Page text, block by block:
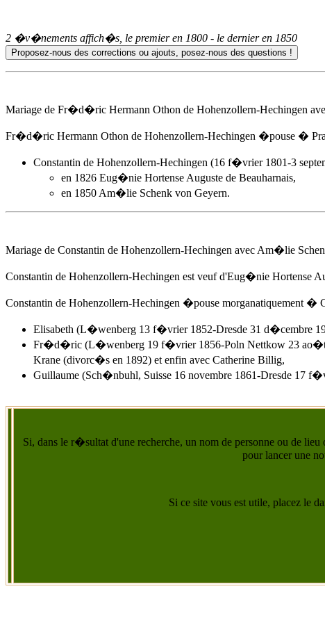
2 �v�nements affich�s, le premier en 1800 - le dernier en 1850
Mariage de Fr�d�ric Hermann Othon de Hohenzollern-Hechingen
Fr�d�ric Hermann Othon de Hohenzollern-Hechingen �pouse �
Constantin de Hohenzollern-Hechingen (16 f�vrier 1801-3
en 1826 Eug�nie Hortense Auguste de Beauharnais,
en 1850 Am�lie Schenk von Geyern.
Mariage de Constantin de Hohenzollern-Hechingen avec Am�lie
Constantin de Hohenzollern-Hechingen est veuf d'Eug�nie Hortense
Constantin de Hohenzollern-Hechingen �pouse morganatiquement
Elisabeth (L�wenberg 13 f�vrier 1852-Dresde 31 d�cembre
Fr�d�ric (L�wenberg 19 f�vrier 1856-Poln Nettkow 23 ao�t
Krane (divorc�s en 1892) et enfin avec Catherine Billig,
Guillaume (Sch�nbuhl, Suisse 16 novembre 1861-Dresde 17
Si, dans le r�sultat d'une recherche, un nom de personne ou de
pour lancer une
Si ce site vous est utile, placez le